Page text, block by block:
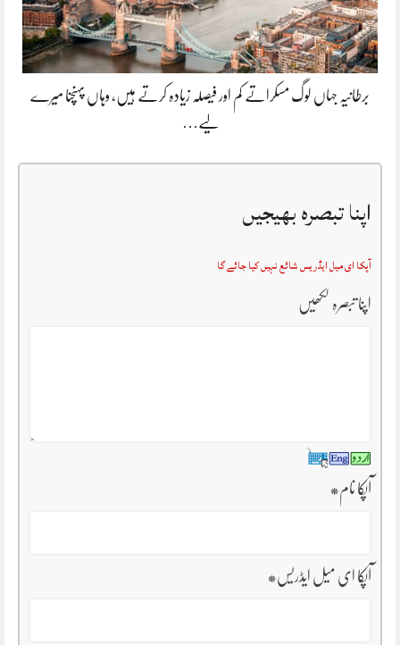
برطانیہ جہاں لوگ مسکراتے کم اور فیصلہ زیادہ کرتے ہیں، وہاں پہنچنا میرے
لیے…
اپنا تبصرہ بھیجیں
آپکا ای میل ایڈریس شائع نہیں کیا جائے گا
اپنا تبصرہ لکھیں
آپکا نام*
آپکا ای میل ایڈریس*